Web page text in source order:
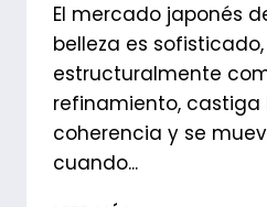
El mercado japonés
belleza es
estructuralmente
refinamiento,
coherencia y se
cuando...